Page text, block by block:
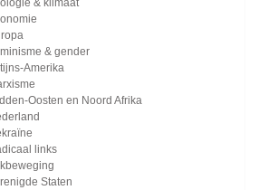
& klimaat
& gender
Amerika
Oosten en Noord Afrika
links
Staten